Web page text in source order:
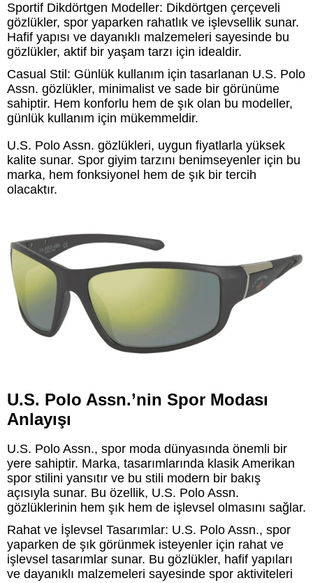
Sportif Dikdörtgen Modeller: Dikdörtgen çerçeveli
gözlükler, spor yaparken rahatlık ve işlevsellik sunar.
Hafif yapısı ve dayanıklı malzemeleri sayesinde bu
gözlükler, aktif bir yaşam tarzı için idealdir.
Casual Stil: Günlük kullanım için tasarlanan U.S. Polo
Assn. gözlükler, minimalist ve sade bir görünüme
sahiptir. Hem konforlu hem de şık olan bu modeller,
günlük kullanım için mükemmeldir.
U.S. Polo Assn. gözlükleri, uygun fiyatlarla yüksek
kalite sunar. Spor giyim tarzını benimseyenler için bu
marka, hem fonksiyonel hem de şık bir tercih
olacaktır.
U.S. Polo Assn.’nin Spor Modası
Anlayışı
U.S. Polo Assn., spor moda dünyasında önemli bir
yere sahiptir. Marka, tasarımlarında klasik Amerikan
spor stilini yansıtır ve bu stili modern bir bakış
açısıyla sunar. Bu özellik, U.S. Polo Assn.
gözlüklerinin hem şık hem de işlevsel olmasını sağlar.
Rahat ve İşlevsel Tasarımlar: U.S. Polo Assn., spor
yaparken de şık görünmek isteyenler için rahat ve
işlevsel tasarımlar sunar. Bu gözlükler, hafif yapıları
ve dayanıklı malzemeleri sayesinde spor aktiviteleri